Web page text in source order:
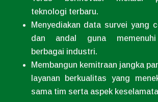
teknologi terbaru.
Menyediakan data survei yang
dan andal guna memenuhi
berbagai industri.
Membangun kemitraan jangka
layanan berkualitas yang
sama tim serta aspek